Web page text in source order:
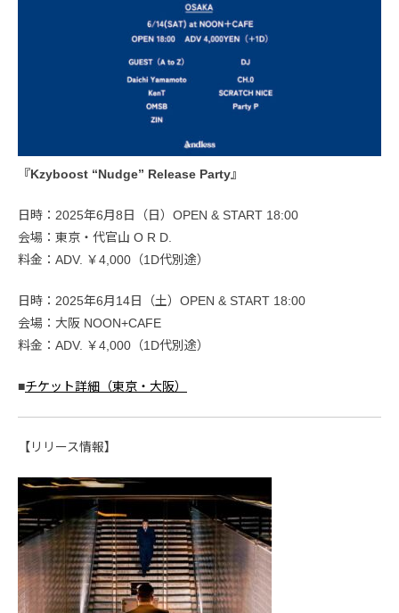
『Kzyboost “Nudge” Release Party』
日時：2025年6月8日（日）OPEN & START 18:00
会場：東京・代官山 O R D.
料金：ADV. ￥4,000（1D代別途）
日時：2025年6月14日（土）OPEN & START 18:00
会場：大阪 NOON+CAFE
料金：ADV. ￥4,000（1D代別途）
■チケット詳細（東京・大阪）
【リリース情報】